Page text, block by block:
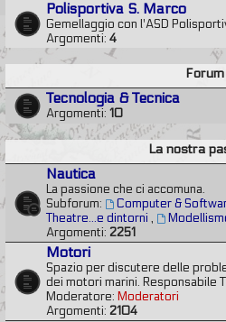
Polisportiva S. Marco
Gemellaggio con l'ASD
Argomenti: 4
Forum
Tecnologia & Tecnica
Argomenti: 10
La nostra
Nautica
La passione che ci accomuna.
Subforum:
Computer &
Theatre...e dintorni ,
Argomenti: 2251
Motori
Spazio per discutere delle
dei motori marini. Responsabile
Moderatore: Moderatori
Argomenti: 2104